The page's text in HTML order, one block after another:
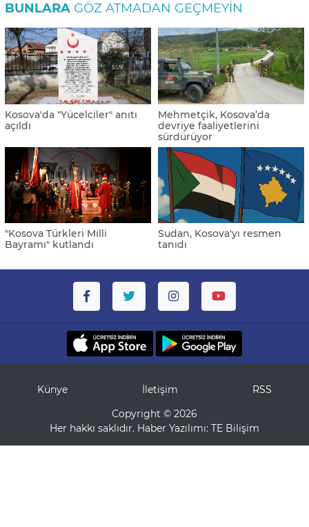
BUNLARA GÖZ ATMADAN GEÇMEYIN
Kosova'da "Yücelciler" anıtı
açıldı
Mehmetçik, Kosova’da
devriye faaliyetlerini
sürdürüyor
"Kosova Türkleri Milli
Bayramı" kutlandı
Sudan, Kosova'yı resmen
tanıdı
Künye İletişim
RSS
Copyright © 2026
Her hakkı saklıdır. Haber Yazılımı: TE Bilişim